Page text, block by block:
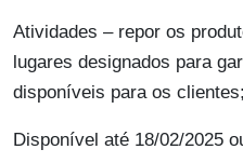
Atividades – repor os
lugares designados para
disponíveis para os clientes;
Disponível até 18/02/2025